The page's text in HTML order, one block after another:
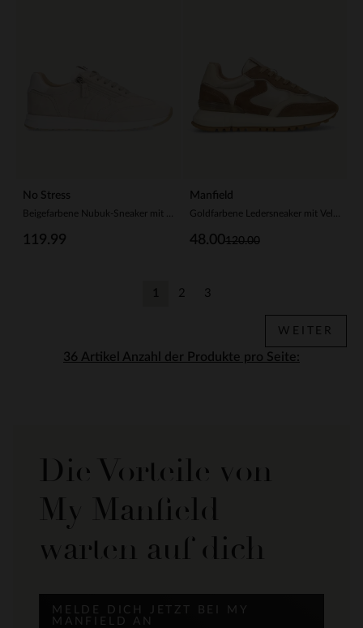
No Stress
119.99
Manfield
120.00
48.00
Anzahl der Produkte pro Seite:
1 2 3
WEITER
Die Vorteile von
My Manfield
warten auf dich
MELDE DICH JETZT BEI MY
MANFIELD AN